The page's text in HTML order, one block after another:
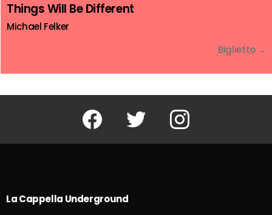
Things Will Be Different
Michael Felker
Biglietto →
Facebook Twitter Instagram
La Cappella Underground